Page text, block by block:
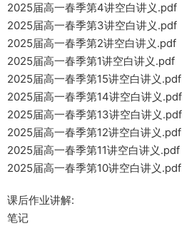
2025届高一春季第4讲空白讲义.pdf
2025届高一春季第3讲空白讲义.pdf
2025届高一春季第2讲空白讲义.pdf
2025届高一春季第1讲空白讲义.pdf
2025届高一春季第15讲空白讲义.pdf
2025届高一春季第14讲空白讲义.pdf
2025届高一春季第13讲空白讲义.pdf
2025届高一春季第12讲空白讲义.pdf
2025届高一春季第11讲空白讲义.pdf
2025届高一春季第10讲空白讲义.pdf
课后作业讲解:
笔记